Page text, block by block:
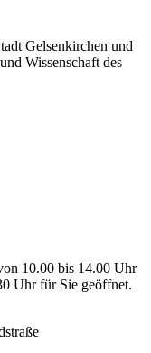
Gelsenkirchen und
Wissenschaft des
10.00 bis 14.00 Uhr
Uhr für Sie geöffnet.